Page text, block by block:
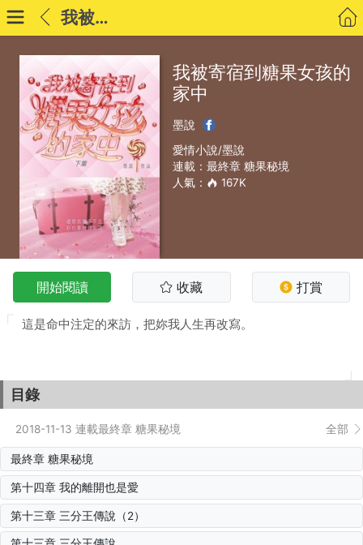
我被寄宿到糖果女孩的家中
我被寄宿到糖果女孩的
家中
墨說
愛情小說/墨說
連載：最終章 糖果秘境
人氣：
167K
開始閱讀 收藏 打賞
這是命中注定的來訪，把妳我人生再改寫。
目錄
2018-11-13 連載最終章 糖果秘境 全部
最終章 糖果秘境
第十四章 我的離開也是愛
第十三章 三分王傳說（2）